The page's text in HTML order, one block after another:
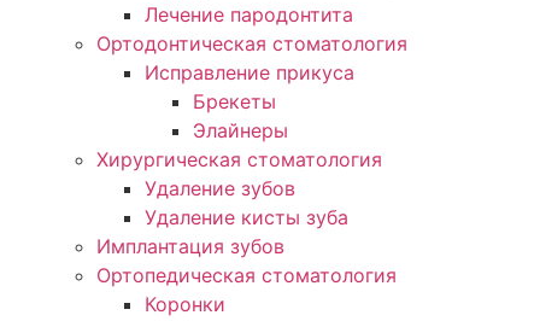
Лечение пародонтита
Ортодонтическая стоматология
Исправление прикуса
Брекеты
Элайнеры
Хирургическая стоматология
Удаление зубов
Удаление кисты зуба
Имплантация зубов
Ортопедическая стоматология
Коронки